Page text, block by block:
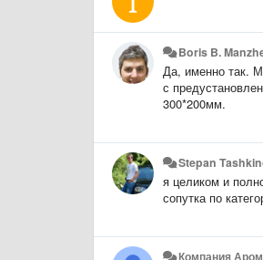
Boris B.
Да, именно так.
с
300*200мм.
Stepan
я целиком и
сопутка по
Компания